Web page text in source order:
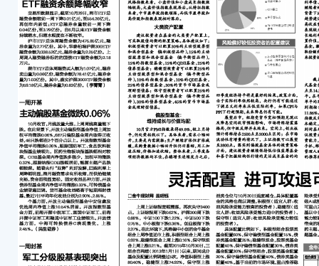
进
平
方
分
证
前
基
债
强
债
均